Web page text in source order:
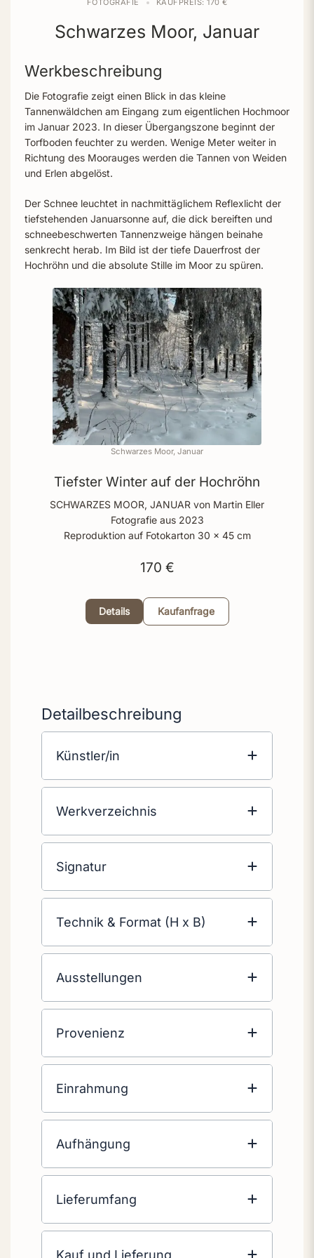
FOTOGRAFIE KAUFPREIS: 170 €
Schwarzes Moor, Januar
Werkbeschreibung
Die Fotografie zeigt einen Blick in das kleine
Tannenwäldchen am Eingang zum eigentlichen Hochmoor
im Januar 2023. In dieser Übergangszone beginnt der
Torfboden feuchter zu werden. Wenige Meter weiter in
Richtung des Moorauges werden die Tannen von Weiden
und Erlen abgelöst.
Der Schnee leuchtet in nachmittäglichem Reflexlicht der
tiefstehenden Januarsonne auf, die dick bereiften und
schneebeschwerten Tannenzweige hängen beinahe
senkrecht herab. Im Bild ist der tiefe Dauerfrost der
Hochröhn und die absolute Stille im Moor zu spüren.
Schwarzes Moor, Januar
Tiefster Winter auf der Hochröhn
SCHWARZES MOOR, JANUAR von Martin Eller
Fotografie aus 2023
Reproduktion auf Fotokarton 30 x 45 cm
170 €
Details Kaufanfrage
Detailbeschreibung
Künstler/in
Werkverzeichnis
Signatur
Technik & Format (H x B)
Ausstellungen
Provenienz
Einrahmung
Aufhängung
Lieferumfang
Kauf und Lieferung